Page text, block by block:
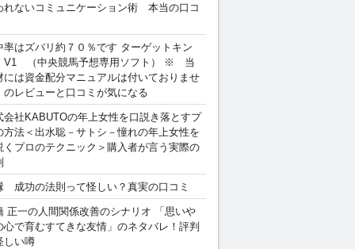
れないコミュニケーション術 本当の口コ
率はズバリ約７０％です ターゲットキン
（中央競馬予想専用ソフト） ※ 当
には資金配分マニュアルは付いておりませ
のレビューと口コミが気になる
会社KABUTOの年上女性を口説き落とすプ
方法＜出水聡－サトシ－憧れの年上女性を
くプロのテクニック＞購入者が言う実際の
成功の法則って怪しい？真実の口コミ
正一の人間関係改善のシナリオ 「思いや
心で育むすてきな友情」のネタバレ！評判
しい噂